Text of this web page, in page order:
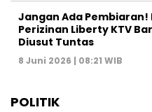
Jangan Ada
Perizinan Liberty KTV
Diusut Tuntas
8 Juni 2026 | 08:21 WIB
POLITIK